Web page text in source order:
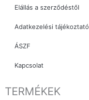
Elállás a szerződéstől
Adatkezelési tájékoztató
ÁSZF
Kapcsolat
TERMÉKEK